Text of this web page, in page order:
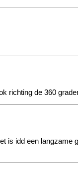
richting de 360
is idd een